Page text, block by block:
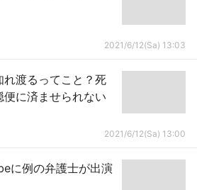
2021/6/12(Sa) 13:03
渡るってこと？死
に済ませられない
2021/6/12(Sa) 13:00
に例の弁護士が出演